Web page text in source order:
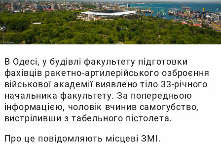
В Одесі, у будівлі факультету підготовки
фахівців ракетно-артилерійського озброєння
військової академії виявлено тіло 33-річного
начальника факультету. За попередньою
інформацією, чоловік вчинив самогубство,
вистріливши з табельного пістолета.
Про це повідомляють місцеві ЗМІ.